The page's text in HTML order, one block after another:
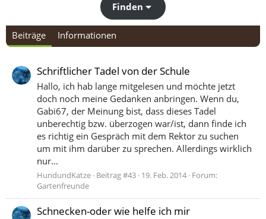
Finden
Beiträge Informationen
Schriftlicher Tadel von der Schule
Hallo, ich hab lange mitgelesen und möchte jetzt
doch noch meine Gedanken anbringen. Wenn du,
Gabi67, der Meinung bist, dass dieses Tadel
unberechtig bzw. überzogen war/ist, dann finde ich
es richtig ein Gespräch mit dem Rektor zu suchen
um mit ihm darüber zu sprechen. Allerdings wirklich
nur...
HundundKatze Beitrag #43 19. Feb. 2014 Forum:
Gartenfreunde
Schnecken-oder wie helfe ich mir